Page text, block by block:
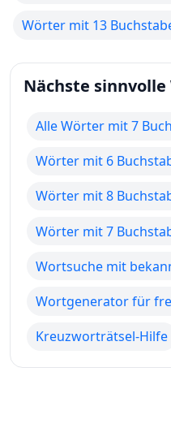
Wörter mit 13
Nächste sinnvolle
Alle Wörter mit 7
Wörter mit 6
Wörter mit 8
Wörter mit 7
Wortsuche mit
Wortgenerator für
Kreuzworträtsel-Hilfe